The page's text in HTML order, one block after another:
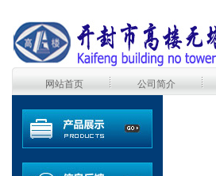
网站首页 公司简介